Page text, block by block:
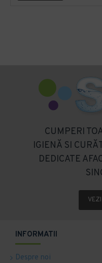
CUMPERI
IGIENĂ SI
DEDICATE
INFORMATII
Despre noi